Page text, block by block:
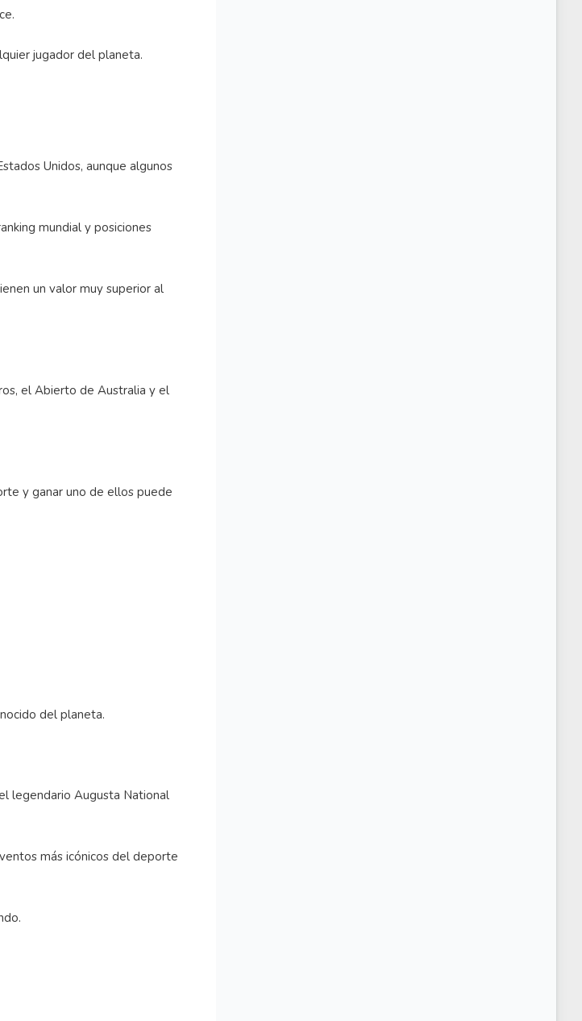
jugador del planeta.
Unidos, aunque algunos
mundial y posiciones
un valor muy superior al
el Abierto de Australia y el
y ganar uno de ellos puede
del planeta.
legendario Augusta National
más icónicos del deporte